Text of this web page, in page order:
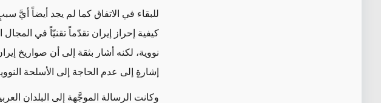
للبقاء في الاتفاق كما لم يجد أيضاً أيَّ
كيفية إحراز إيران تقدّماً تقنيّاً في
نووية، لكنه أشار بثقة إلى أن صواريخ
إشارةٍ إلى عدم الحاجة إلى الأسلحة
وكانت الرسالة الموجَّهة إلى البلدان